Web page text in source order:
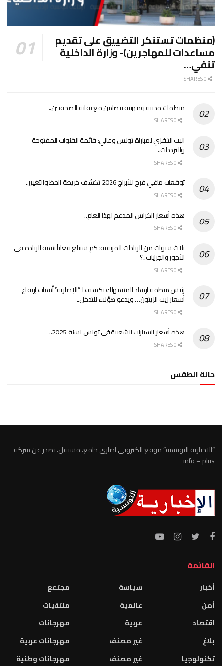
(منظمات تستنكر التضييق على تقديم
مساعدات للمهاجرين)- وزارة الداخلية
تنفي…
منظمات مدنية ومهنية تتضامن مع نقابة الصحفيين..
البث التلفزي لمباراة تونس ومالي: قائمة القنوات المفتوحة
والترددات..
توقعات ماغي فرح للأبراج 2026 تكشف خريطة الحظ والتغيير..
هذه أسعار الكراس المدعم لهذا العام..
ثلاث سنوات من الزيادات المرتقبة: كم ستبلغ فعلياً نسبة الزيادة في
الأجور والجرايات..؟
رئيس منظمة ارشاد المستهلك يكشف لـ”الإخبارية” أسباب إرتفاع
أسعار زيت الزيتون… ويدعو هؤلاء للتدخل..
هذه أسعار السيارات الشعبية في تونس لسنة 2025..
حالة الطقس
“الاخبارية التونسية” موقع الكتروني اخباري جامع، مستقل، يصدر عن شركة
info – plus
القائمة
أخبار
أمن
اقتصاد
بلاغ
تكنولوجيا
سياسة
عالمية
عربية
غير مصنف
غير مصنف
مجتمع
ملتقيات
مهرجانات
مهرجانات عربية
مهرجانات وطنية